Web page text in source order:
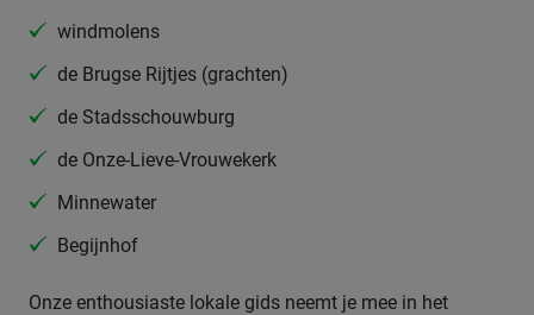
windmolens
de Brugse Rijtjes (grachten)
de Stadsschouwburg
de Onze-Lieve-Vrouwekerk
Minnewater
Begijnhof
Onze enthousiaste lokale gids neemt je mee in het